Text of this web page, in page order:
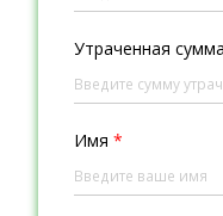
Утраченная сумма
Имя *